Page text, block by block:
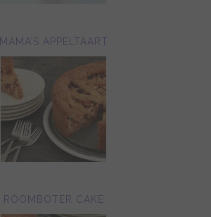
MAMA’S APPELTAART
ROOMBOTER CAKE